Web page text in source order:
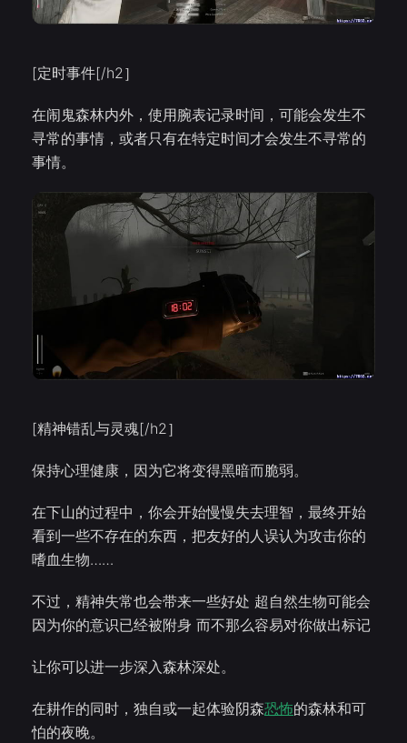
[定时事件[/h2］
在闹鬼森林内外，使用腕表记录时间，可能会发生不
寻常的事情，或者只有在特定时间才会发生不寻常的
事情。
[精神错乱与灵魂[/h2］
保持心理健康，因为它将变得黑暗而脆弱。
在下山的过程中，你会开始慢慢失去理智，最终开始
看到一些不存在的东西，把友好的人误认为攻击你的
嗜血生物……
不过，精神失常也会带来一些好处 超自然生物可能会
因为你的意识已经被附身 而不那么容易对你做出标记
让你可以进一步深入森林深处。
在耕作的同时，独自或一起体验阴森恐怖的森林和可
怕的夜晚。